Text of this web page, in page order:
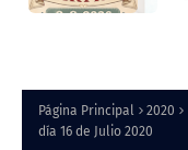
Página Principal 2020
día 16 de Julio 2020